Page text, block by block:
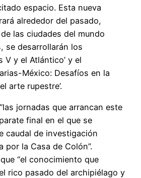
espacio. Esta nueva
alrededor del pasado,
las ciudades del mundo
se desarrollarán los
V y el Atlántico’ y el
México: Desafíos en la
arte rupestre’.
jornadas que arrancan este
final en el que se
caudal de investigación
por la Casa de Colón”.
“el conocimiento que
rico pasado del archipiélago y